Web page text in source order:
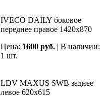
IVECO DAILY боковое
переднее правое 1420х870
Цена: 1600 руб. | В наличии:
1 шт.
LDV MAXUS SWB заднее
левое 620х615